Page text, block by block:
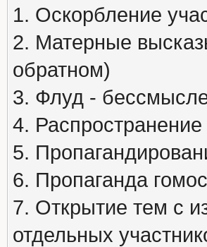
1. Оскорбление
2. Матерные
обратном)
3. Флуд -
4.
5.
6. Пропаганда
7. Открытие тем с
отдельных